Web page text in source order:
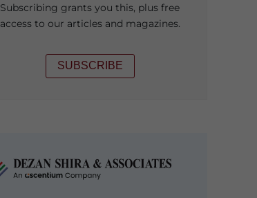
Subscribing grants you this, plus free
access to our articles and magazines.
SUBSCRIBE